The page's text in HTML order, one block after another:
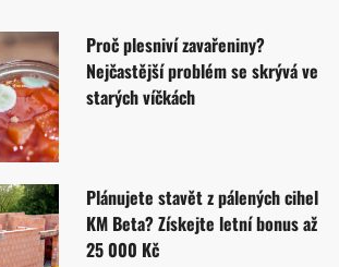
Proč plesniví zavařeniny?
Nejčastější problém se skrývá ve
starých víčkách
Plánujete stavět z pálených cihel
KM Beta? Získejte letní bonus až
25 000 Kč